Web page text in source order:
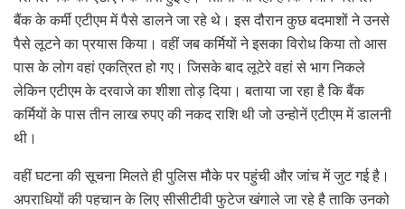
बैंक के कर्मी एटीएम में पैसे डालने जा रहे थे। इस दौरान कुछ बदमाशों ने उनसे
पैसे लूटने का प्रयास किया। वहीं जब कर्मियों ने इसका विरोध किया तो आस
पास के लोग वहां एकत्रित हो गए। जिसके बाद लूटेरे वहां से भाग निकले
लेकिन एटीएम के दरवाजे का शीशा तोड़ दिया। बताया जा रहा है कि बैंक
कर्मियों के पास तीन लाख रुपए की नकद राशि थी जो उन्होनें एटीएम में डालनी
थी।
वहीं घटना की सूचना मिलते ही पुलिस मौके पर पहुंची और जांच में जुट गई है।
अपराधियों की पहचान के लिए सीसीटीवी फुटेज खंगाले जा रहे है ताकि उनको